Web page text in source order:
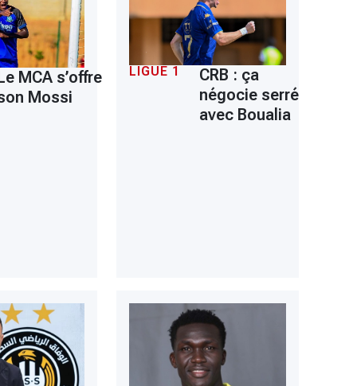
MCA s’offre
Mossi
LIGUE 1
CRB : ça
négocie serré
avec Boualia